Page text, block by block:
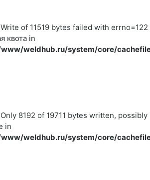
of 11519 bytes failed with errno=122
квота in
weldhub.ru/system/core/
8192 of 19711 bytes written, possibly
in
weldhub.ru/system/core/